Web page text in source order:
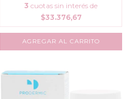
3 cuotas sin interés de
$33.376,67